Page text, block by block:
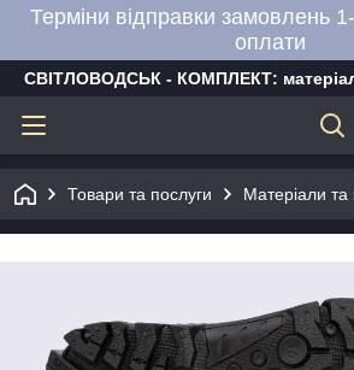
Терміни відправки замовлень
оплати
СВІТЛОВОДСЬК - КОМПЛЕКТ:
Товари та послуги Матеріали та